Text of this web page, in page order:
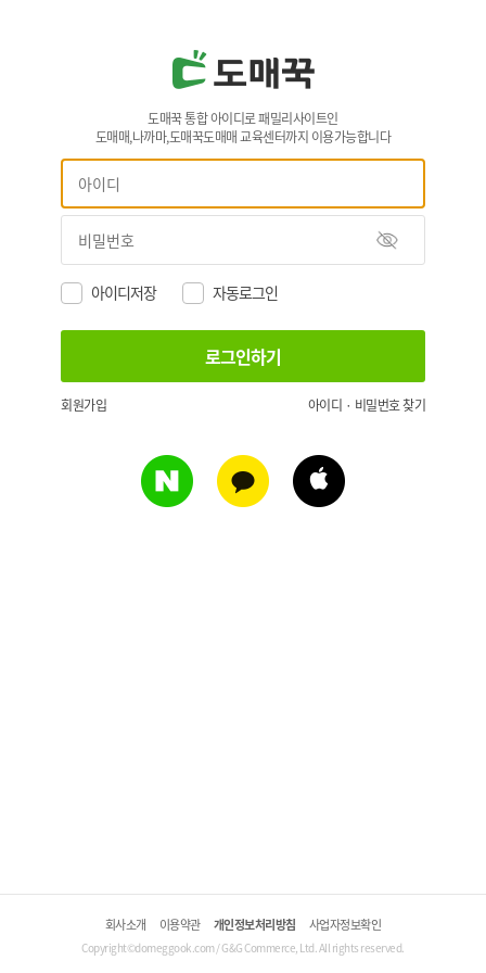
도매꾹 통합 아이디로 패밀리사이트인
도매매,나까마,도매꾹도매매 교육센터까지 이용가능합니다
아이디저장 자동로그인
회원가입 아이디 · 비밀번호 찾기
회사소개 이용약관 개인정보처리방침 사업자정보확인
Copyright©domeggook.com / G&G Commerce, Ltd. All rights reserved.